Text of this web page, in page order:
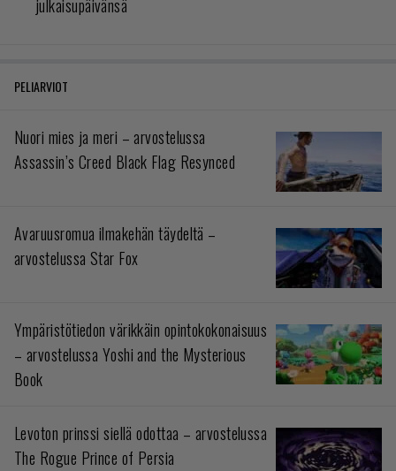
julkaisupäivänsä
PELIARVIOT
Nuori mies ja meri – arvostelussa
Assassin’s Creed Black Flag Resynced
Avaruusromua ilmakehän täydeltä –
arvostelussa Star Fox
Ympäristötiedon värikkäin opintokokonaisuus
– arvostelussa Yoshi and the Mysterious
Book
Levoton prinssi siellä odottaa – arvostelussa
The Rogue Prince of Persia